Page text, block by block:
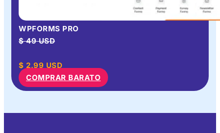
WPFORMS PRO
$ 49 USD
$ 2.99 USD
COMPRAR BARATO